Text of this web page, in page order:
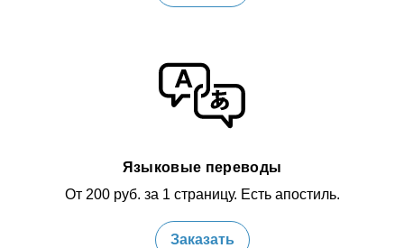
Языковые переводы
От 200 руб. за 1 страницу. Есть апостиль.
Заказать